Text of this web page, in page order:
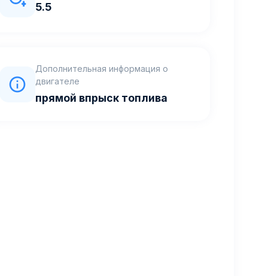
5.5
Дополнительная информация о
двигателе
прямой впрыск топлива